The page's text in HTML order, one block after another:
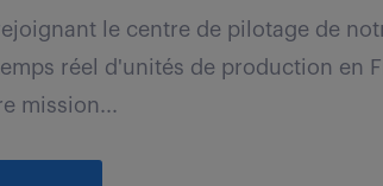
le centre de pilotage de
réel d'unités de production en
mission...